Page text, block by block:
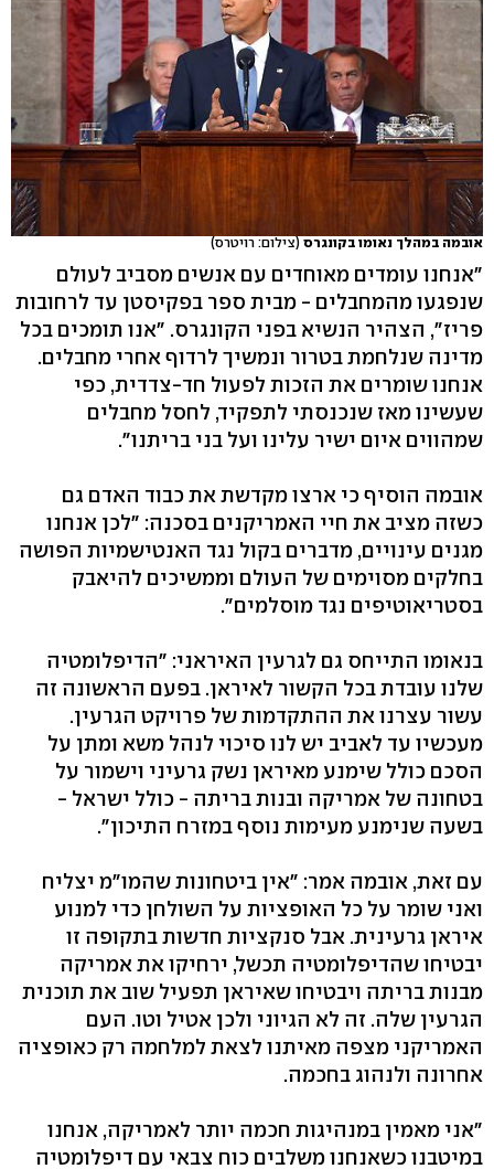
אובמה במהלך נאומו בקונגרס (צילום: רויטרס)
"אנחנו עומדים מאוחדים עם אנשים מסביב לעולם
שנפגעו מהמחבלים - מבית ספר בפקיסטן עד לרחובות
פריז", הצהיר הנשיא בפני הקונגרס. "אנו תומכים בכל
מדינה שנלחמת בטרור ונמשיך לרדוף אחרי מחבלים.
אנחנו שומרים את הזכות לפעול חד-צדדית, כפי
שעשינו מאז שנכנסתי לתפקיד, לחסל מחבלים
שמהווים איום ישיר עלינו ועל בני בריתנו".
אובמה הוסיף כי ארצו מקדשת את כבוד האדם גם
כשזה מציב את חיי האמריקנים בסכנה: "לכן אנחנו
מגנים עינויים, מדברים בקול נגד האנטישמיות הפושה
בחלקים מסוימים של העולם וממשיכים להיאבק
בסטריאוטיפים נגד מוסלמים".
בנאומו התייחס גם לגרעין האיראני: "הדיפלומטיה
שלנו עובדת בכל הקשור לאיראן. בפעם הראשונה זה
עשור עצרנו את ההתקדמות של פרויקט הגרעין.
מעכשיו עד לאביב יש לנו סיכוי לנהל משא ומתן על
הסכם כולל שימנע מאיראן נשק גרעיני וישמור על
בטחונה של אמריקה ובנות בריתה - כולל ישראל -
בשעה שנימנע מעימות נוסף במזרח התיכון".
עם זאת, אובמה אמר: "אין ביטחונות שהמו"מ יצליח
ואני שומר על כל האופציות על השולחן כדי למנוע
איראן גרעינית. אבל סנקציות חדשות בתקופה זו
יבטיחו שהדיפלומטיה תכשל, ירחיקו את אמריקה
מבנות בריתה ויבטיחו שאיראן תפעיל שוב את תוכנית
הגרעין שלה. זה לא הגיוני ולכן אטיל וטו. העם
האמריקני מצפה מאיתנו לצאת למלחמה רק כאופציה
אחרונה ולנהוג בחכמה.
"אני מאמין במנהיגות חכמה יותר לאמריקה, אנחנו
במיטבנו כשאנחנו משלבים כוח צבאי עם דיפלומטיה